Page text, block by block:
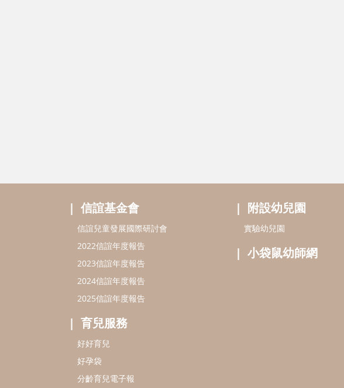
信誼基金會
信誼兒童發展國際研討會
2022信誼年度報告
2023信誼年度報告
2024信誼年度報告
2025信誼年度報告
育兒服務
好好育兒
好孕袋
分齡育兒電子報
附設幼兒園
實驗幼兒園
小袋鼠幼師網